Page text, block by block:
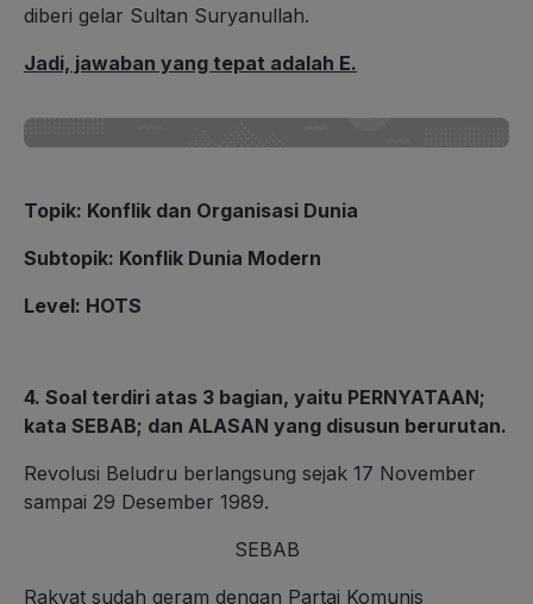
diberi gelar Sultan Suryanullah.
Jadi, jawaban yang tepat adalah E.
Topik: Konflik dan Organisasi Dunia
Subtopik: Konflik Dunia Modern
Level: HOTS
4. Soal terdiri atas 3 bagian, yaitu PERNYATAAN;
kata SEBAB; dan ALASAN yang disusun berurutan.
Revolusi Beludru berlangsung sejak 17 November
sampai 29 Desember 1989.
SEBAB
Rakyat sudah geram dengan Partai Komunis